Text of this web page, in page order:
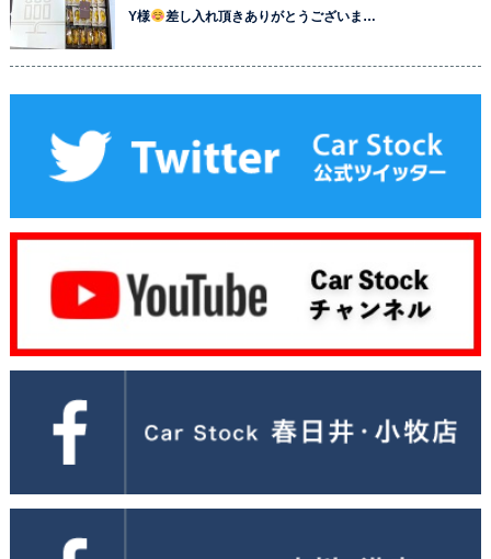
Y様
差し入れ頂きありがとうございま…